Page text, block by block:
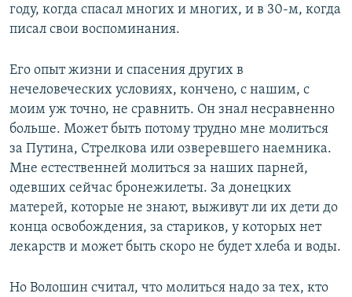
году, когда спасал многих и многих, и в 30-м, когда
писал свои воспоминания.
Его опыт жизни и спасения других в
нечеловеческих условиях, кончено, с нашим, с
моим уж точно, не сравнить. Он знал несравненно
больше. Может быть потому трудно мне молиться
за Путина, Стрелкова или озверевшего наемника.
Мне естественней молиться за наших парней,
одевших сейчас бронежилеты. За донецких
матерей, которые не знают, выживут ли их дети до
конца освобождения, за стариков, у которых нет
лекарств и может быть скоро не будет хлеба и воды.
Но Волошин считал, что молиться надо за тех, кто